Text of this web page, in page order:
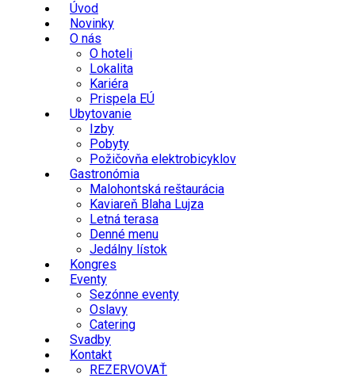
Úvod
Novinky
O nás
O hoteli
Lokalita
Kariéra
Prispela EÚ
Ubytovanie
Izby
Pobyty
Požičovňa elektrobicyklov
Gastronómia
Malohontská reštaurácia
Kaviareň Blaha Lujza
Letná terasa
Denné menu
Jedálny lístok
Kongres
Eventy
Sezónne eventy
Oslavy
Catering
Svadby
Kontakt
REZERVOVAŤ